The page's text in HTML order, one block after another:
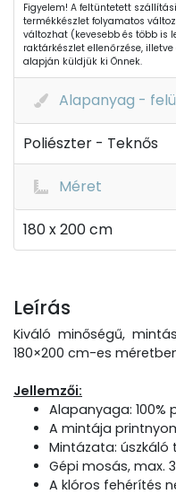
Figyelem! A feltüntetett
termékkészlet folyamatos
változhat (kevesebb és több is
raktárkészlet ellenőrzése,
alapján küldjük ki Önnek.
Alapanyag -
Poliészter - Teknős
Méret
180 x 200 cm
Leírás
Kiváló minőségű,
180×200 cm-es
Jellemzői:
Alapanyaga: 100%
A mintája
Mintázata: úszkáló
Gépi mosás, max.
A klóros fehérítés